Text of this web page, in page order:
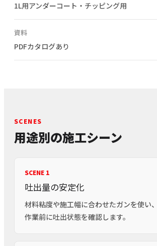
1L用アンダーコート・チッピング用
資料
PDFカタログあり
SCENES
用途別の施工シーン
SCENE 1
吐出量の安定化
材料粘度や施工幅に合わせたガンを使い、
作業前に吐出状態を確認します。